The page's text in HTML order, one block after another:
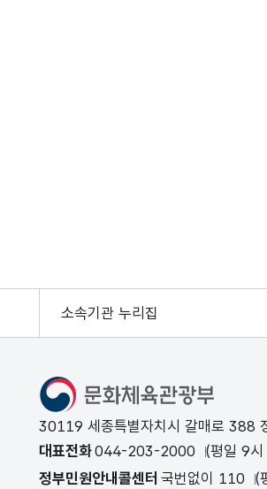
소속기관 누리집
문화체육관광부
30119 세종특별자치시 갈매로 388
대표전화044-203-2000 (평일 9
정부민원안내콜센터 국번없이 110 (